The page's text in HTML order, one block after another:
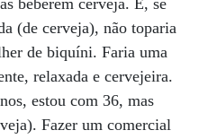
beberem cerveja. E, se
(de cerveja), não toparia
de biquíni. Faria uma
relaxada e cervejeira.
estou com 36, mas
Fazer um comercial